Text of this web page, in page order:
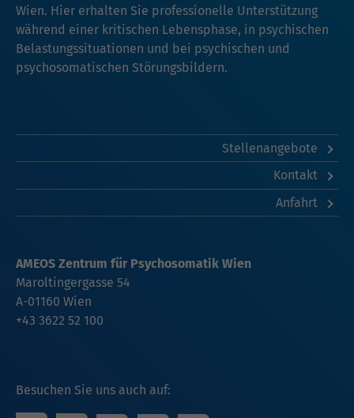
Wien. Hier erhalten Sie professionelle Unterstützung
während einer kritischen Lebensphase, in psychischen
Belastungssituationen und bei psychischen und
psychosomatischen Störungsbildern.
Stellenangebote
Kontakt
Anfahrt
Besuchen Sie uns auch auf:
AMEOS Zentrum für Psychosomatik Wien
Maroltingergasse 54
A-01160 Wien
+43 3622 52 100